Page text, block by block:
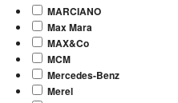
MARCIANO
Max Mara
MAX&Co
MCM
Mercedes-Benz
Merel